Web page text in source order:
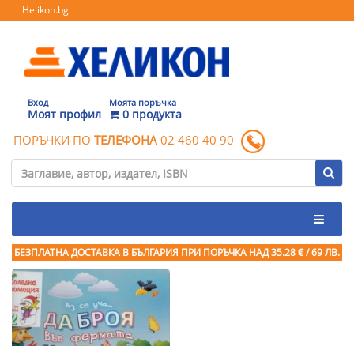
Helikon.bg
Вход
Моят профил
Моята поръчка
0 продукта
ПОРЪЧКИ ПО ТЕЛЕФОНА 02 460 40 90
БЕЗПЛАТНА ДОСТАВКА В БЪЛГАРИЯ ПРИ ПОРЪЧКА НАД 35.28 € / 69 ЛВ.